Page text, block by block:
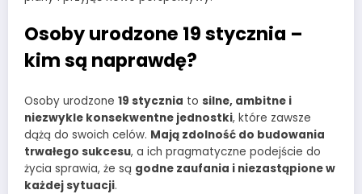
Osoby urodzone 19 stycznia –
kim są naprawdę?
Osoby urodzone 19 stycznia to silne, ambitne i
niezwykle konsekwentne jednostki, które zawsze
dążą do swoich celów. Mają zdolność do budowania
trwałego sukcesu, a ich pragmatyczne podejście do
życia sprawia, że są godne zaufania i niezastąpione w
każdej sytuacji.